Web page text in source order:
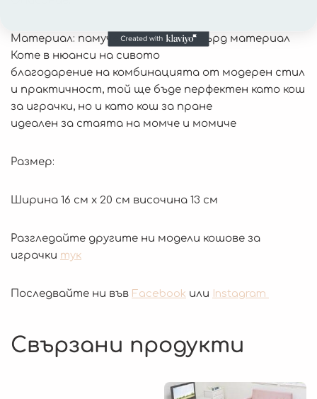
Материал: памучен брезент – твърд материал
Коте в нюанси на сивото
благодарение на комбинацията от модерен стил
и практичност, той ще бъде перфектен като кош
за играчки, но и като кош за пране
идеален за стаята на момче и момиче
Размер:
Ширина 16 см х 20 см височина 13 см
Разгледайте другите ни модели кошове за
играчки тук
Последвайте ни във Facebook или Instagram
Свързани продукти